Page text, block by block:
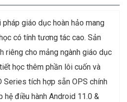
giáo dục hoàn hảo mang
có tính tương tác cao. Sản
riêng cho mảng ngành giáo dục
học thêm phần lôi cuốn và
Series tích hợp sẵn OPS chính
hệ điều hành Android 11.0 &